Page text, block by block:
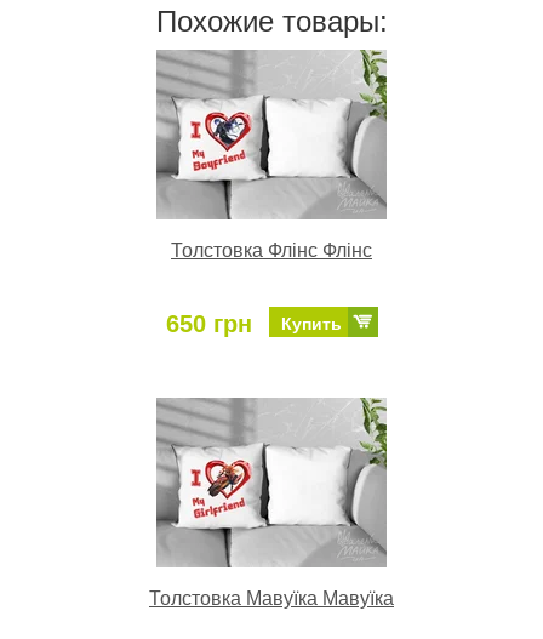
Похожие товары:
Толстовка Флінс Флінс
650 грн Купить
Толстовка Мавуїка Мавуїка